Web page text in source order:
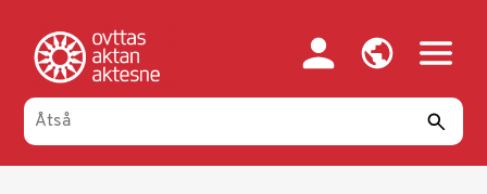
oajvve-
sisadnuj